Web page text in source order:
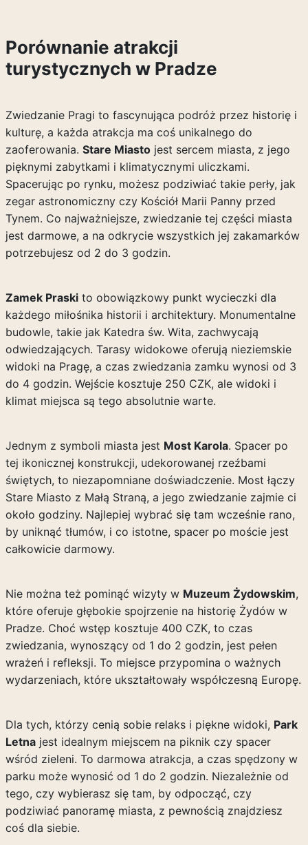
Porównanie atrakcji
turystycznych w Pradze
Zwiedzanie Pragi to fascynująca podróż przez historię i
kulturę, a każda atrakcja ma coś unikalnego do
zaoferowania. Stare Miastojest sercem miasta, z jego
pięknymi zabytkami i klimatycznymi uliczkami.
Spacerując po rynku, możesz podziwiać takie perły, jak
zegar astronomiczny czy Kościół Marii Panny przed
Tynem. Co najważniejsze, zwiedzanie tej części miasta
jest darmowe, a na odkrycie wszystkich jej zakamarków
potrzebujesz od 2 do 3 godzin.
Zamek Praskito obowiązkowy punkt wycieczki dla
każdego miłośnika historii i architektury. Monumentalne
budowle, takie jak Katedra św. Wita, zachwycają
odwiedzających. Tarasy widokowe oferują nieziemskie
widoki na Pragę, a czas zwiedzania zamku wynosi od 3
do 4 godzin. Wejście kosztuje 250 CZK, ale widoki i
klimat miejsca są tego absolutnie warte.
Jednym z symboli miasta jest Most Karola. Spacer po
tej ikonicznej konstrukcji, udekorowanej rzeźbami
świętych, to niezapomniane doświadczenie. Most łączy
Stare Miasto z Małą Straną, a jego zwiedzanie zajmie ci
około godziny. Najlepiej wybrać się tam wcześnie rano,
by uniknąć tłumów, i co istotne, spacer po moście jest
całkowicie darmowy.
Nie można też pominąć wizyty w Muzeum Żydowskim,
które oferuje głębokie spojrzenie na historię Żydów w
Pradze. Choć wstęp kosztuje 400 CZK, to czas
zwiedzania, wynoszący od 1 do 2 godzin, jest pełen
wrażeń i refleksji. To miejsce przypomina o ważnych
wydarzeniach, które ukształtowały współczesną Europę.
Dla tych, którzy cenią sobie relaks i piękne widoki, Park
Letnajest idealnym miejscem na piknik czy spacer
wśród zieleni. To darmowa atrakcja, a czas spędzony w
parku może wynosić od 1 do 2 godzin. Niezależnie od
tego, czy wybierasz się tam, by odpocząć, czy
podziwiać panoramę miasta, z pewnością znajdziesz
coś dla siebie.